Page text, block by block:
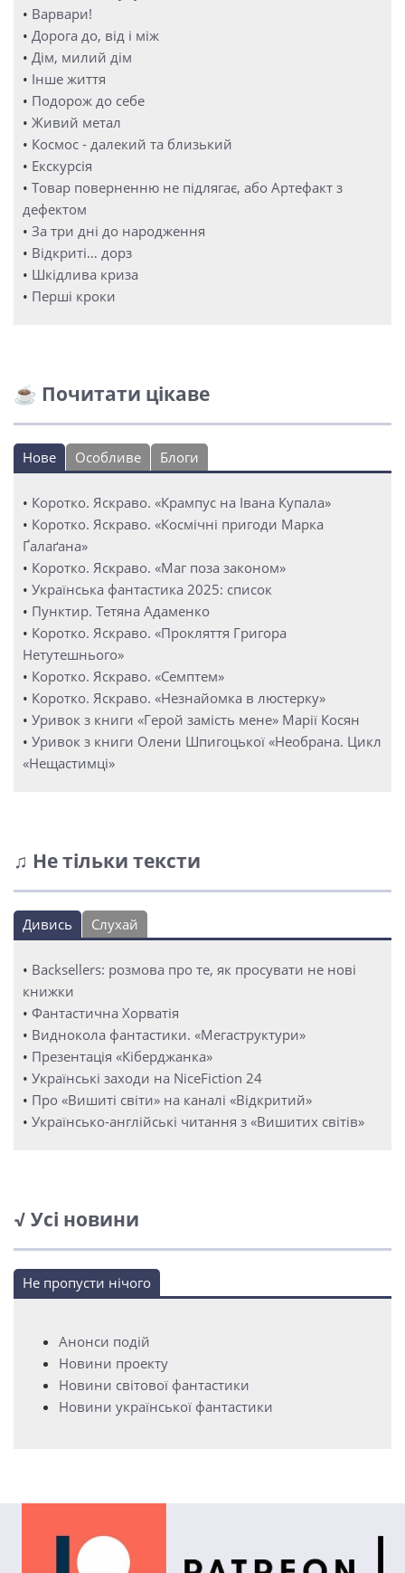
• Варвари!
• Дорога до, від і між
• Дім, милий дім
• Інше життя
• Подорож до себе
• Живий метал
• Космос - далекий та близький
• Екскурсія
• Товар поверненню не підлягає, або Артефакт з
дефектом
• За три дні до народження
• Відкриті… дорз
• Шкідлива криза
• Перші кроки
☕ Почитати цікаве
Нове Особливе Блоги
• Коротко. Яскраво. «Крампус на Івана Купала»
• Коротко. Яскраво. «Космічні пригоди Марка
Ґалаґана»
• Коротко. Яскраво. «Маг поза законом»
• Українська фантастика 2025: список
• Пунктир. Тетяна Адаменко
• Коротко. Яскраво. «Прокляття Григора
Нетутешнього»
• Коротко. Яскраво. «Семптем»
• Коротко. Яскраво. «Незнайомка в люстерку»
• Уривок з книги «Герой замість мене» Марії Косян
• Уривок з книги Олени Шпигоцької «Необрана. Цикл
«Нещастимці»
♫ Не тільки тексти
Дивись Слухай
• Backsellers: розмова про те, як просувати не нові
книжки
• Фантастична Хорватія
• Виднокола фантастики. «Мегаструктури»
• Презентація «Кіберджанка»
• Українські заходи на NiceFiction 24
• Про «Вишиті світи» на каналі «Відкритий»
• Українсько-англійські читання з «Вишитих світів»
√ Усі новини
Не пропусти нічого
Анонси подій
Новини проекту
Новини світової фантастики
Новини української фантастики